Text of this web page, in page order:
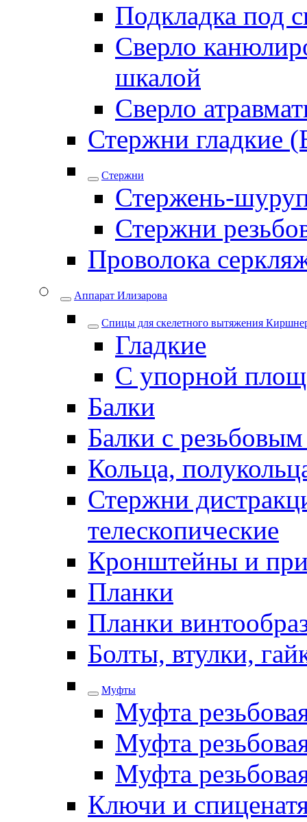
Подкладка под
Сверло
шкалой
Сверло
Стержни гладкие
Стержни
Стержень-
Стержни
Проволока
Аппарат Илизарова
Спицы для cкелетного вытяжения
Гладкие
С упорной
Балки
Балки с
Кольца,
Стержни
телескопические
Кронштейны и
Планки
Планки
Болты, втулки,
Муфты
Муфта
Муфта
Муфта
Ключи и